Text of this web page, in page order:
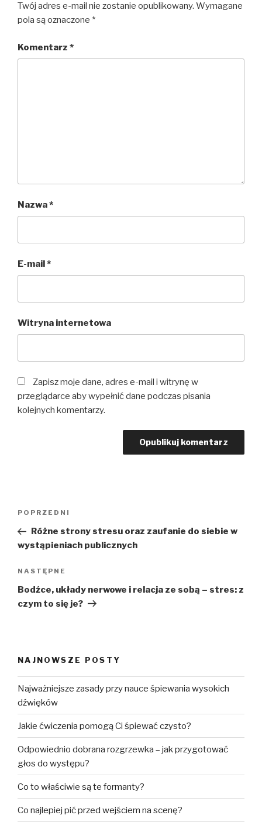
Twój adres e-mail nie zostanie opublikowany. Wymagane
pola są oznaczone *
Komentarz *
Nazwa*
E-mail*
Witryna internetowa
Zapisz moje dane, adres e-mail i witrynę w
przeglądarce aby wypełnić dane podczas pisania
kolejnych komentarzy.
Poprzedni
wpis
POPRZEDNI
Różne strony stresu oraz zaufanie do siebie w
wystąpieniach publicznych
Następny
wpis
NASTĘPNE
Bodźce, układy nerwowe i relacja ze sobą – stres: z
czym to się je?
NAJNOWSZE POSTY
Najważniejsze zasady przy nauce śpiewania wysokich
dźwięków
Jakie ćwiczenia pomogą Ci śpiewać czysto?
Odpowiednio dobrana rozgrzewka – jak przygotować
głos do występu?
Co to właściwie są te formanty?
Co najlepiej pić przed wejściem na scenę?